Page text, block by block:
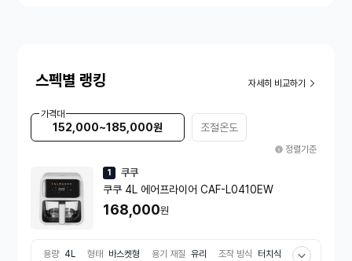
스펙별 랭킹 자세히 비교하기
가격대
152,000~185,000원 조절온도
정렬기준
1 쿠쿠
쿠쿠 4L 에어프라이어 CAF-L0410EW
168,000원
용량 4L 형태 바스켓형 용기 재질 유리 조작 방식
터치식